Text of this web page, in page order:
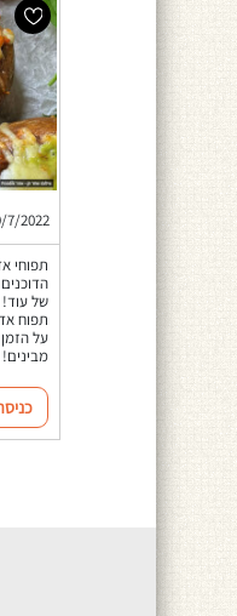
7/2022
תפוחי
של עוד!
תפוח
על
מבינים!